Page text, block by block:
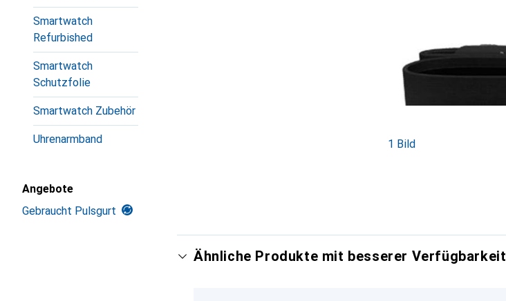
Smartwatch
Refurbished
Smartwatch
Schutzfolie
Smartwatch Zubehör
Uhrenarmband
Angebote
Gebraucht Pulsgurt
1 Bild
Ähnliche Produkte mit besserer Verfügbarkeit